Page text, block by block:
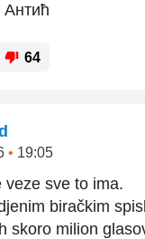
64
• 19:05
veze sve to ima.
biračkim
skoro milion